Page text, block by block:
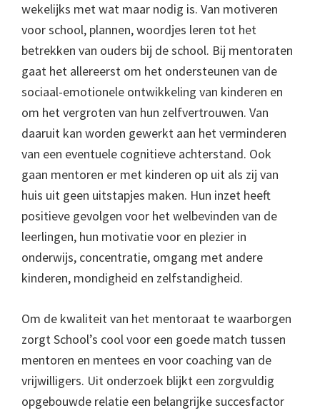
wekelijks met wat maar nodig is. Van motiveren
voor school, plannen, woordjes leren tot het
betrekken van ouders bij de school. Bij mentoraten
gaat het allereerst om het ondersteunen van de
sociaal-emotionele ontwikkeling van kinderen en
om het vergroten van hun zelfvertrouwen. Van
daaruit kan worden gewerkt aan het verminderen
van een eventuele cognitieve achterstand. Ook
gaan mentoren er met kinderen op uit als zij van
huis uit geen uitstapjes maken. Hun inzet heeft
positieve gevolgen voor het welbevinden van de
leerlingen, hun motivatie voor en plezier in
onderwijs, concentratie, omgang met andere
kinderen, mondigheid en zelfstandigheid.
Om de kwaliteit van het mentoraat te waarborgen
zorgt School’s cool voor een goede match tussen
mentoren en mentees en voor coaching van de
vrijwilligers. Uit onderzoek blijkt een zorgvuldig
opgebouwde relatie een belangrijke succesfactor